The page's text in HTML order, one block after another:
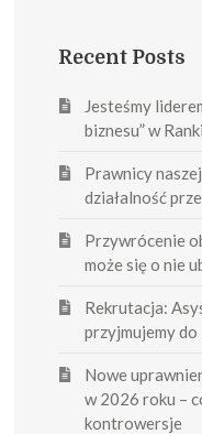
Recent Posts
Jesteśmy
biznesu” w
Prawnicy
działalność
Przywrócenie
może się o nie
Rekrutacja:
przyjmujemy do
Nowe
w 2026 roku –
kontrowersje